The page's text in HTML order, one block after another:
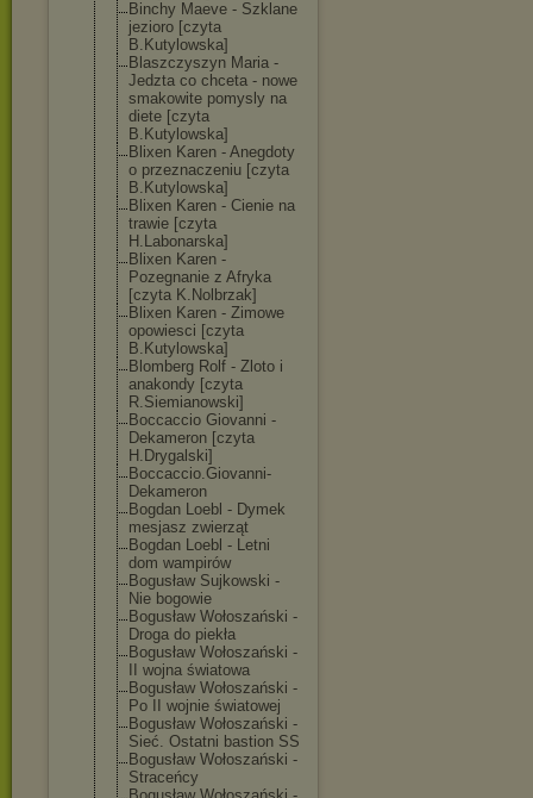
Binchy Maeve - Szklane
jezioro [czyta
B.Kutylowska]
Blaszczyszyn Maria -
Jedzta co chceta - nowe
smakowite pomysly na
diete [czyta
B.Kutylowska]
Blixen Karen - Anegdoty
o przeznaczeniu [czyta
B.Kutylowska]
Blixen Karen - Cienie na
trawie [czyta
H.Labonarska]
Blixen Karen -
Pozegnanie z Afryka
[czyta K.Nolbrzak]
Blixen Karen - Zimowe
opowiesci [czyta
B.Kutylowska]
Blomberg Rolf - Zloto i
anakondy [czyta
R.Siemianowski]
Boccaccio Giovanni -
Dekameron [czyta
H.Drygalski]
Boccaccio.Giovanni-
Dekameron
Bogdan Loebl - Dymek
mesjasz zwierząt
Bogdan Loebl - Letni
dom wampirów
Bogusław Sujkowski -
Nie bogowie
Bogusław Wołoszański -
Droga do piekła
Bogusław Wołoszański -
II wojna światowa
Bogusław Wołoszański -
Po II wojnie światowej
Bogusław Wołoszański -
Sieć. Ostatni bastion SS
Bogusław Wołoszański -
Straceńcy